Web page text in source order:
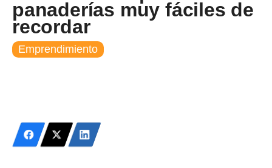
panaderías muy fáciles de
recordar
Emprendimiento